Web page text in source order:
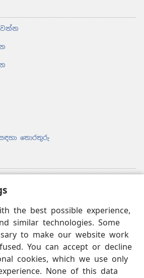
the best possible experience,
similar technologies. Some
to make our website work
You can accept or decline
cookies, which we use only
None of this data
තොරතුරු